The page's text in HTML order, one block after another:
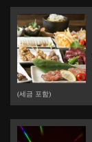
(세금 포함)